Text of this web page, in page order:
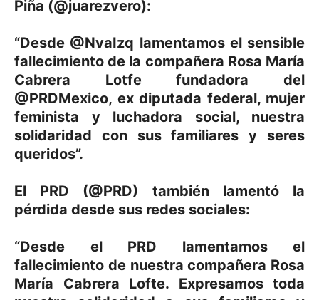
Piña (@juarezvero):
“Desde @NvaIzq lamentamos el sensible
fallecimiento de la compañera Rosa María
Cabrera Lotfe fundadora del
@PRDMexico, ex diputada federal, mujer
feminista y luchadora social, nuestra
solidaridad con sus familiares y seres
queridos”.
El PRD (@PRD) también lamentó la
pérdida desde sus redes sociales:
“Desde el PRD lamentamos el
fallecimiento de nuestra compañera Rosa
María Cabrera Lofte. Expresamos toda